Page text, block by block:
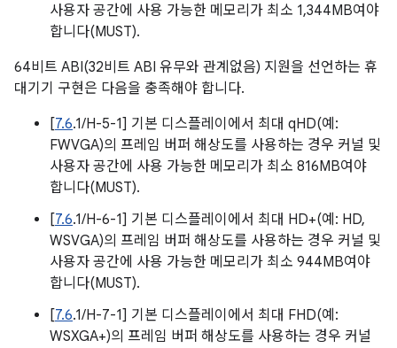
사용자 공간에 사용 가능한 메모리가 최소 1,344MB여야
합니다(MUST).
64비트 ABI(32비트 ABI 유무와 관계없음) 지원을 선언하는 휴
대기기 구현은 다음을 충족해야 합니다.
[7.6.1/H-5-1] 기본 디스플레이에서 최대 qHD(예:
FWVGA)의 프레임 버퍼 해상도를 사용하는 경우 커널 및
사용자 공간에 사용 가능한 메모리가 최소 816MB여야
합니다(MUST).
[7.6.1/H-6-1] 기본 디스플레이에서 최대 HD+(예: HD,
WSVGA)의 프레임 버퍼 해상도를 사용하는 경우 커널 및
사용자 공간에 사용 가능한 메모리가 최소 944MB여야
합니다(MUST).
[7.6.1/H-7-1] 기본 디스플레이에서 최대 FHD(예:
WSXGA+)의 프레임 버퍼 해상도를 사용하는 경우 커널